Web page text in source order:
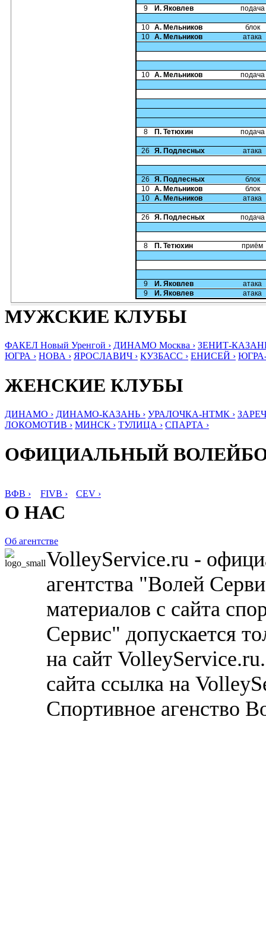
9 И. Яковлев подача
10 А. Мельников
блок
10 А. Мельников атака
10 А. Мельников подача
8 П. Тетюхин подача
26 Я. Подлесных атака
26 Я. Подлесных
блок
10 А. Мельников
блок
10 А. Мельников атака
26 Я. Подлесных подача
8 П. Тетюхин приём
9 И. Яковлев
атака
9
И. Яковлев атака
МУЖСКИЕ КЛУБЫ
ФАКЕЛ Новый Уренгой › ДИНАМО Москва › ЗЕНИТ-
ЮГРА › НОВА › ЯРОСЛАВИЧ › КУЗБАСС › ЕНИСЕЙ ›
ЖЕНСКИЕ КЛУБЫ
ДИНАМО › ДИНАМО-КАЗАНЬ › УРАЛОЧКА-НТМК ›
ЛОКОМОТИВ › МИНСК › ТУЛИЦА › СПАРТА ›
ОФИЦИАЛЬНЫЙ
ВФВ › FIVB › CEV ›
О НАС
Об агентстве
VolleyService.ru -
агентства "Волей
материалов с сайта
Сервис" допускается
на сайт
сайта ссылка на
Спортивное агенство